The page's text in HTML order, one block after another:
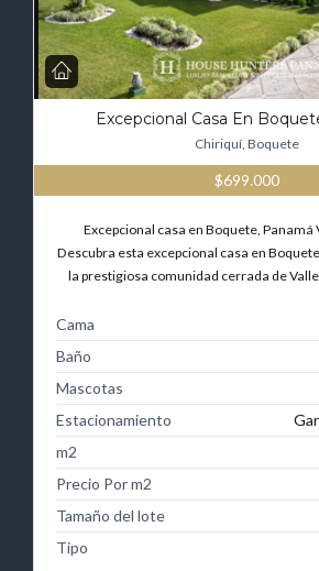
Excepcional Casa En
Chiriquí, Boquete
$699.000
Excepcional casa en Boquete, Panamá
Descubra esta excepcional casa en
la prestigiosa comunidad cerrada de
Cama
Baño
Mascotas
Estacionamiento
m2
Precio Por m2
Tamaño del lote
Tipo